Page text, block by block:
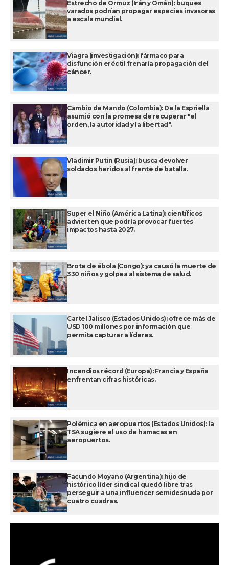
Estrecho de Ormuz (Irán y Omán): buques
varados podrían propagar especies invasoras
a escala mundial.
Viagra (investigación): fármaco para
disfunción eréctil frenaría propagación del
cáncer.
Cambio de Mando (Colombia): De la Espriella
asumió con la promesa de recuperar "el
orden, la autoridad y la libertad".
Vladimir Putin (Rusia): busca devolver
soldados heridos al frente de batalla.
Super el Niño (América Latina): científicos
advierten que podría provocar fuertes
impactos hasta 2027.
Brote de ébola (Congo): ya causó la muerte de
330 niños y golpea al sistema de salud.
Cartel Jalisco (Estados Unidos): ofrece más de
USD 100 millones por información que
permita capturar a líderes.
Incendios récord (Europa): Francia y España
enfrentan cifras históricas.
Polémica en aeropuertos (Estados Unidos): la
TSA sugiere el uso de hamacas en
aeropuertos.
Facundo Moyano (Argentina): hijo de
histórico líder sindical quedó libre tras
perseguir a una influencer semidesnuda por
cuatro cuadras.